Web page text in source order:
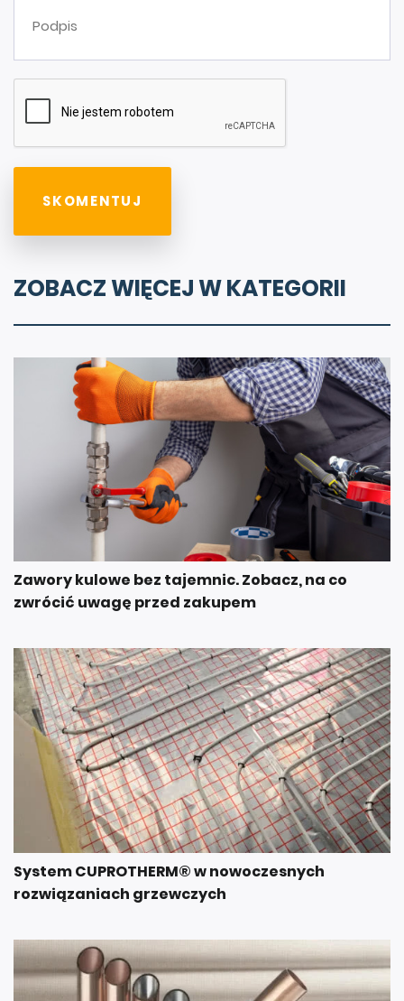
Zawory kulowe bez tajemnic. Zobacz, na co
zwrócić uwagę przed zakupem
System CUPROTHERM® w nowoczesnych
rozwiązaniach grzewczych